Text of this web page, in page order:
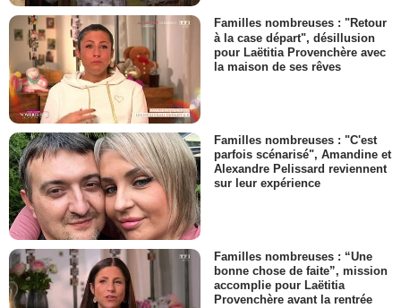
Familles nombreuses : "Retour
à la case départ", désillusion
pour Laëtitia Provenchère avec
la maison de ses rêves
Familles nombreuses : "C'est
parfois scénarisé", Amandine et
Alexandre Pelissard reviennent
sur leur expérience
Familles nombreuses : “Une
bonne chose de faite”, mission
accomplie pour Laëtitia
Provenchère avant la rentrée